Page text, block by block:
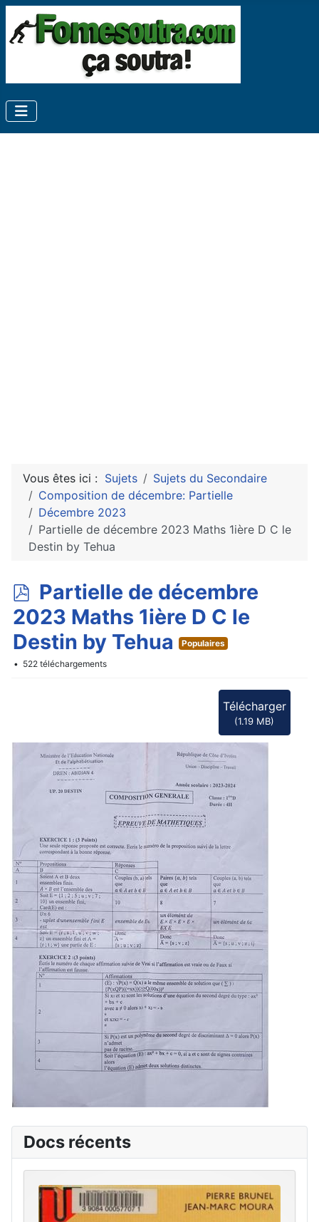
Vous êtes ici : Sujets
Sujets du Secondaire
Composition de décembre: Partielle
Décembre 2023
Partielle de décembre 2023 Maths 1ière D C le
Destin by Tehua
p
d
f
Partielle de décembre
2023 Maths 1ière D C le
Destin by Tehua
Populaires
522 téléchargements
Télécharger
(1.19 MB)
Docs récents